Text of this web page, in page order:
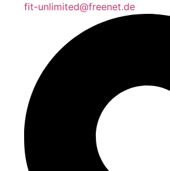
fit-unlimited@freenet.de